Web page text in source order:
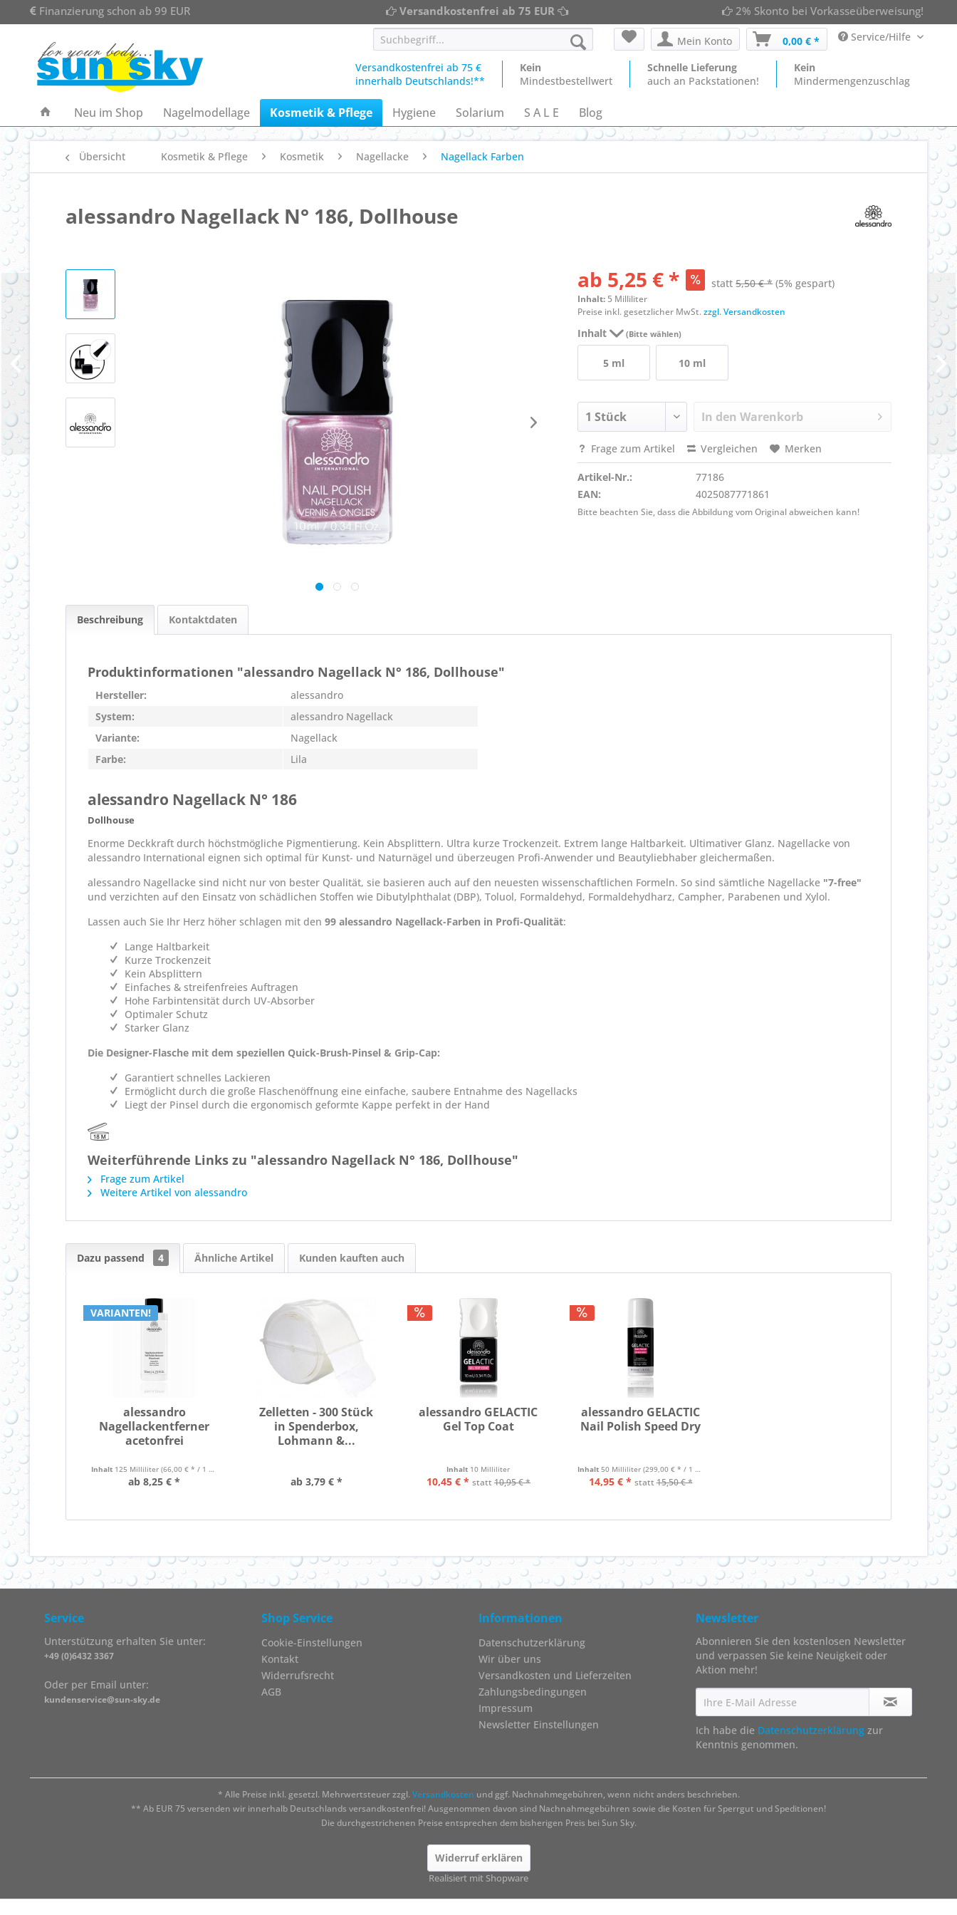
Finanzierung schon ab 99 EUR Versandkostenfrei ab 75 EUR 2% Skonto bei Vorkasseüberweisung!
Mein Konto 0,00 € * Service/Hilfe
Versandkostenfrei ab 75 €
innerhalb Deutschlands!**
Kein
Mindestbestellwert
Schnelle Lieferung
auch an Packstationen!
Kein
Mindermengenzuschlag
Neu im Shop Nagelmodellage Kosmetik & Pflege Hygiene Solarium S A L E Blog
Übersicht Kosmetik & Pflege Kosmetik Nagellacke Nagellack Farben
alessandro Nagellack N° 186, Dollhouse
ab 5,25 € * statt5,50 € * (5% gespart)
Inhalt: 5 Milliliter
Preise inkl. gesetzlicher MwSt.zzgl. Versandkosten
Inhalt (Bitte wählen)
5 ml 10 ml
In den Warenkorb
Frage zum Artikel Vergleichen Merken
Artikel-Nr.:
77186
EAN:
4025087771861
Bitte beachten Sie, dass die Abbildung vom Original abweichen kann!
Beschreibung Kontaktdaten
Produktinformationen "alessandro Nagellack N° 186, Dollhouse"
Hersteller:
alessandro
System:
alessandro Nagellack
Variante:
Nagellack
Farbe:
Lila
alessandro Nagellack N° 186
Dollhouse
Enorme Deckkraft durch höchstmögliche Pigmentierung. Kein Absplittern. Ultra kurze Trockenzeit. Extrem lange Haltbarkeit. Ultimativer Glanz. Nagellacke von
alessandro International eignen sich optimal für Kunst- und Naturnägel und überzeugen Profi-Anwender und Beautyliebhaber gleichermaßen.
alessandro Nagellacke sind nicht nur von bester Qualität, sie basieren auch auf den neuesten wissenschaftlichen Formeln. So sind sämtliche Nagellacke "7-free"
und verzichten auf den Einsatz von schädlichen Stoffen wie Dibutylphthalat (DBP), Toluol, Formaldehyd, Formaldehydharz, Campher, Parabenen und Xylol.
Lassen auch Sie Ihr Herz höher schlagen mit den 99 alessandro Nagellack-Farben in Profi-Qualität:
Lange Haltbarkeit
Kurze Trockenzeit
Kein Absplittern
Einfaches & streifenfreies Auftragen
Hohe Farbintensität durch UV-Absorber
Optimaler Schutz
Starker Glanz
Die Designer-Flasche mit dem speziellen Quick-Brush-Pinsel & Grip-Cap:
Garantiert schnelles Lackieren
Ermöglicht durch die große Flaschenöffnung eine einfache, saubere Entnahme des Nagellacks
Liegt der Pinsel durch die ergonomisch geformte Kappe perfekt in der Hand
Weiterführende Links zu "alessandro Nagellack N° 186, Dollhouse"
Frage zum Artikel
Weitere Artikel von alessandro
Dazu passend 4 Ähnliche Artikel Kunden kauften auch
VARIANTEN!
alessandro
Nagellackentferner
acetonfrei
Inhalt 125 Milliliter (66,00 € * / 1 Liter)
ab 8,25 € *
Zelletten - 300 Stück
in Spenderbox,
Lohmann &...
ab 3,79 € *
alessandro GELACTIC
Gel Top Coat
Inhalt 10 Milliliter
10,45 € * statt 10,95 € *
alessandro GELACTIC
Nail Polish Speed Dry
Inhalt 50 Milliliter (299,00 € * / 1 Liter)
14,95 € * statt15,50 € *
Service
Unterstützung erhalten Sie unter:
+49 (0)6432 3367
Oder per Email unter:
kundenservice@sun-sky.de
Shop Service
Cookie-Einstellungen
Kontakt
Widerrufsrecht
AGB
Informationen
Datenschutzerklärung
Wir über uns
Versandkosten und Lieferzeiten
Zahlungsbedingungen
Impressum
Newsletter Einstellungen
Newsletter
Abonnieren Sie den kostenlosen Newsletter
und verpassen Sie keine Neuigkeit oder
Aktion mehr!
Ich habe die Datenschutzerklärung zur
Kenntnis genommen.
* Alle Preise inkl. gesetzl. Mehrwertsteuer zzgl. Versandkosten und ggf. Nachnahmegebühren, wenn nicht anders beschrieben.
** Ab EUR 75 versenden wir innerhalb Deutschlands versandkostenfrei! Ausgenommen davon sind Nachnahmegebühren sowie die Kosten für Sperrgut und Speditionen!
Die durchgestrichenen Preise entsprechen dem bisherigen Preis bei Sun Sky.
Widerruf erklären
Realisiert mit Shopware